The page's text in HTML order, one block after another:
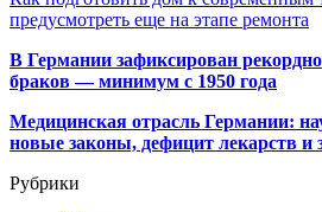
предусмотреть еще на этапе ремонта
В Германии зафиксирован
браков — минимум с 1950 года
Медицинская отрасль Германии:
новые законы, дефицит лекарств и
Рубрики